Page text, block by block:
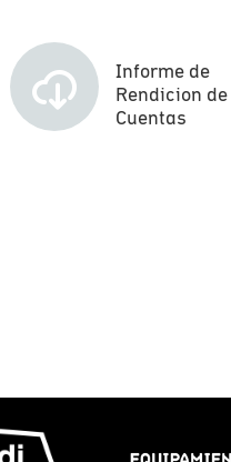
Informe de
Rendicion de
Cuentas